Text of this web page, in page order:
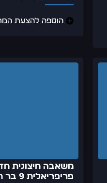
הוספה להצעת
פריפריאלית 9 בר תוצרת איטליה